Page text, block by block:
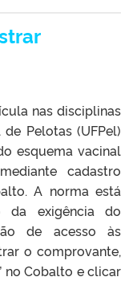
nas disciplinas
Pelotas (UFPel)
esquema vacinal
cadastro
A norma está
da exigência do
de acesso às
o comprovante,
no Cobalto e clicar